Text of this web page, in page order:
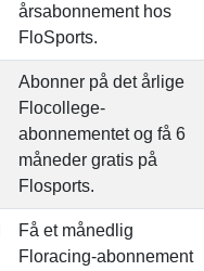
årsabonnement hos
FloSports.
Abonner på det årlige
Flocollege-
abonnementet og få 6
måneder gratis på
Flosports.
Få et månedlig
Floracing-abonnement